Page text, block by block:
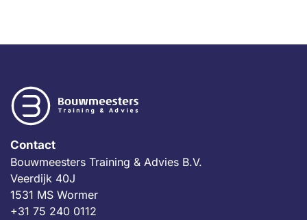
Contact
Bouwmeesters Training & Advies B.V.
Veerdijk 40J
1531 MS Wormer
+31 75 240 0112